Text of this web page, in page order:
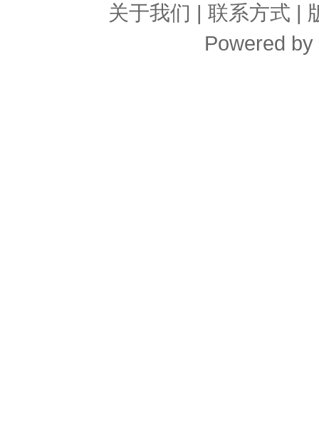
关于我们 | 联系方式 |
Powered by